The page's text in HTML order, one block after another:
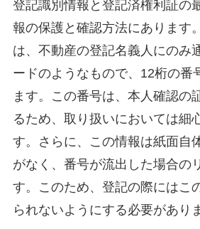
登記識別情報と登記済権利証の
報の保護と確認方法にあります
は、不動産の登記名義人にのみ
ードのようなもので、12桁の番
ます。この番号は、本人確認の
るため、取り扱いにおいては細
す。さらに、この情報は紙面自
がなく、番号が流出した場合の
す。このため、登記の際にはこ
られないようにする必要があり